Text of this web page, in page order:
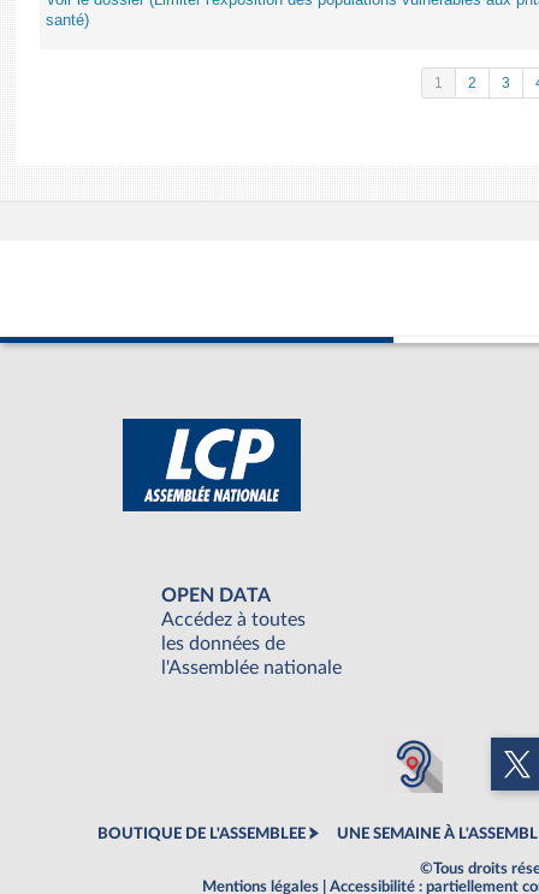
santé)
1 2 3
OPEN DATA
Accédez à toutes
les données de
l'Assemblée nationale
BOUTIQUE DE L'ASSEMBLEE UNE SEMAINE À
©Tous droits
Mentions légales
Accessibilité : partiellement